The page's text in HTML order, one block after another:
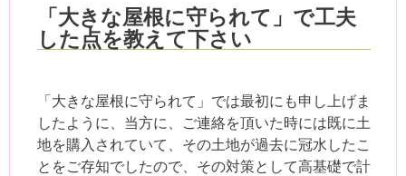
「大きな屋根に守られて」で工夫
した点を教えて下さい
「大きな屋根に守られて」では最初にも申し上げま
したように、当方に、ご連絡を頂いた時には既に土
地を購入されていて、その土地が過去に冠水したこ
とをご存知でしたので、その対策として高基礎で計